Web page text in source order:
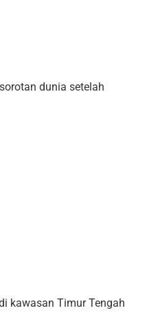
dunia setelah
kawasan Timur Tengah